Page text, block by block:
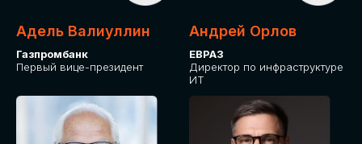
Адель Валиуллин
Газпромбанк
Первый вице-президент
Андрей Орлов
ЕВРАЗ
Директор по инфраструктуре
ИТ